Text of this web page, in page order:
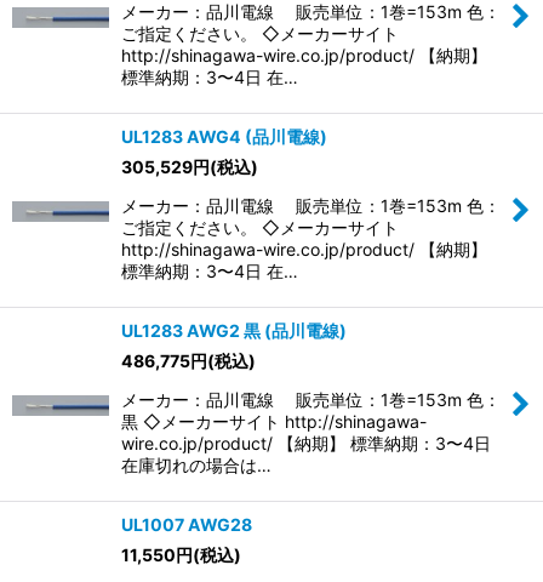
メーカー：品川電線 販売単位：1巻=153m 色：
ご指定ください。 ◇メーカーサイト
http://shinagawa-wire.co.jp/product/ 【納期】
標準納期：3〜4日 在…
UL1283 AWG4 (品川電線)
305,529円(税込)
メーカー：品川電線 販売単位：1巻=153m 色：
ご指定ください。 ◇メーカーサイト
http://shinagawa-wire.co.jp/product/ 【納期】
標準納期：3〜4日 在…
UL1283 AWG2 黒 (品川電線)
486,775円(税込)
メーカー：品川電線 販売単位：1巻=153m 色：
黒 ◇メーカーサイト http://shinagawa-
wire.co.jp/product/ 【納期】 標準納期：3〜4日
在庫切れの場合は…
UL1007 AWG28
11,550円(税込)